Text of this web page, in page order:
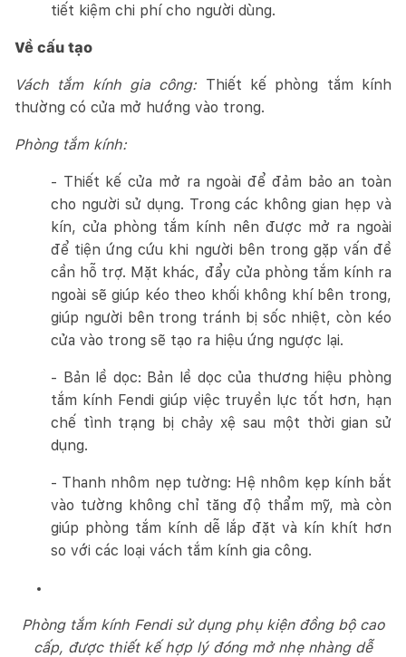
tiết kiệm chi phí cho người dùng.
Về cấu tạo
Vách tắm kính gia công: Thiết kế phòng tắm kính
thường có cửa mở hướng vào trong.
Phòng tắm kính:
- Thiết kế cửa mở ra ngoài để đảm bảo an toàn
cho người sử dụng. Trong các không gian hẹp và
kín, cửa phòng tắm kính nên được mở ra ngoài
để tiện ứng cứu khi người bên trong gặp vấn đề
cần hỗ trợ. Mặt khác, đẩy cửa phòng tắm kính ra
ngoài sẽ giúp kéo theo khối không khí bên trong,
giúp người bên trong tránh bị sốc nhiệt, còn kéo
cửa vào trong sẽ tạo ra hiệu ứng ngược lại.
- Bản lề dọc: Bản lề dọc của thương hiệu phòng
tắm kính Fendi giúp việc truyền lực tốt hơn, hạn
chế tình trạng bị chảy xệ sau một thời gian sử
dụng.
- Thanh nhôm nẹp tường: Hệ nhôm kẹp kính bắt
vào tường không chỉ tăng độ thẩm mỹ, mà còn
giúp phòng tắm kính dễ lắp đặt và kín khít hơn
so với các loại vách tắm kính gia công.
Phòng tắm kính Fendi sử dụng phụ kiện đồng bộ cao
cấp, được thiết kế hợp lý đóng mở nhẹ nhàng dễ